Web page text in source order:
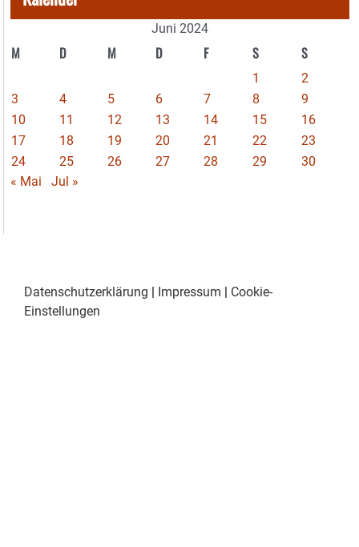
Juni 2024
M D M D F S S
1
2
3
4 5 6 7 8
9
10
11 12 13 14 15
16
17
18 19 20 21 22
23
24
25 26 27 28 29
30
« Mai
Jul »
Datenschutzerklärung | Impressum | Cookie-
Einstellungen